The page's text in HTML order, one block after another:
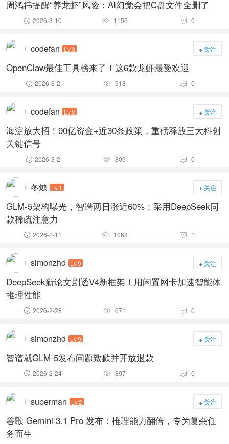
周鸿祎提醒“养龙虾”风险：AI幻觉会把C盘文件全删了
 2026-3-10  1156  0
codefan Lv.3 + 关注
OpenClaw最佳工具榜来了！这6款龙虾最受欢迎
 2026-3-2  918  0
codefan Lv.3 + 关注
海淀放大招！90亿资金+近30条政策，重磅释放三大科创
关键信号
 2026-3-2  809  0
冬烛 Lv.1 + 关注
GLM-5架构曝光，智谱两日涨近60%：采用DeepSeek同
款稀疏注意力
 2026-2-11  1068  1
simonzhd Lv.9 + 关注
DeepSeek新论文剧透V4新框架！用闲置网卡加速智能体
推理性能
 2026-2-28  671  0
simonzhd Lv.9 + 关注
智谱就GLM-5发布问题致歉并开放退款
 2026-2-24  897  0
superman Lv.2 + 关注
谷歌 Gemini 3.1 Pro 发布：推理能力翻倍，专为复杂任
务而生